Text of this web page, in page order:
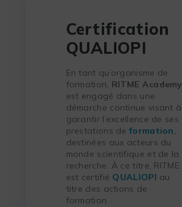
Certification
QUALIOPI
En tant qu’organisme de
formation, RITME Academy
est engagé dans une
démarche continue visant à
garantir l’excellence de ses
prestations deformation,
destinées aux acteurs du
monde scientifique et de la
recherche. À ce titre, RITME
est certifié QUALIOPI au
titre des actions de
formation.